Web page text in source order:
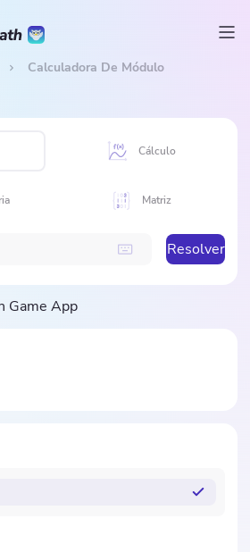
Calculadora De Módulo
Cálculo
Matriz
Resolver